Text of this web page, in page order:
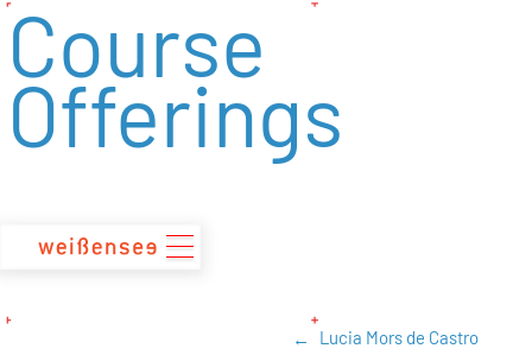
zum
Inhalt
Course
Offerings
Lucia Mors de Castro